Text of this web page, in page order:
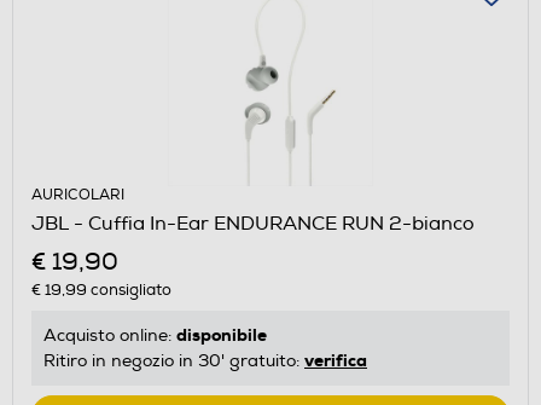
AURICOLARI
JBL - Cuffia In-Ear ENDURANCE RUN 2-bianco
€ 19,90
€ 19,99 consigliato
Acquisto online: disponibile
Ritiro in negozio in 30' gratuito: verifica